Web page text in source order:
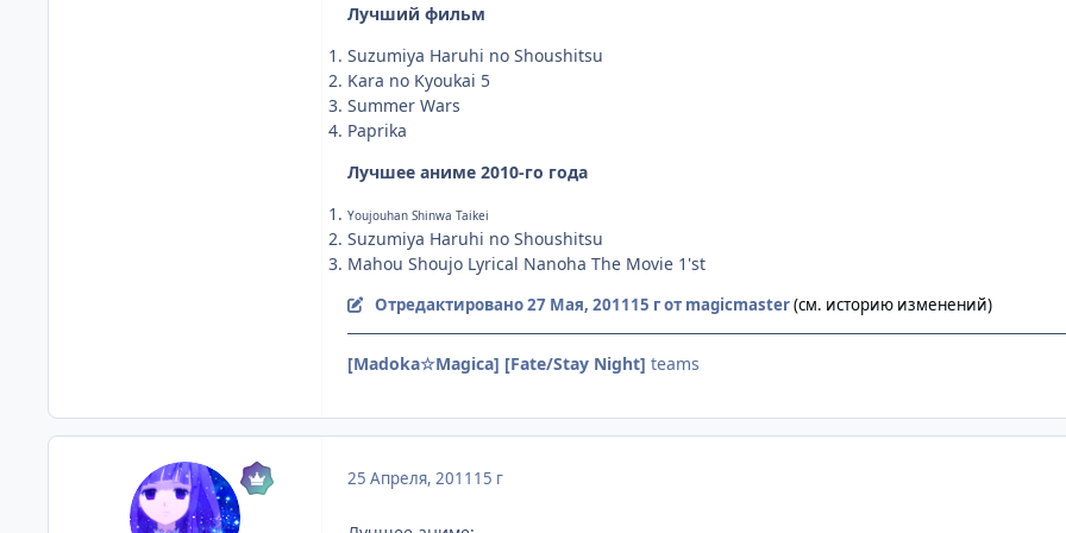
Лучший фильм
Suzumiya Haruhi no Shoushitsu
Kara no Kyoukai 5
Summer Wars
Paprika
Лучшее аниме 2010-го года
Youjouhan Shinwa Taikei
Suzumiya Haruhi no Shoushitsu
Mahou Shoujo Lyrical Nanoha The Movie 1'st
Отредактировано27 Мая, 201115 гот magicmaster(см. историю изменений)
[Madoka☆Magica] [Fate/Stay Night] teams
25 Апреля, 2011 15 г